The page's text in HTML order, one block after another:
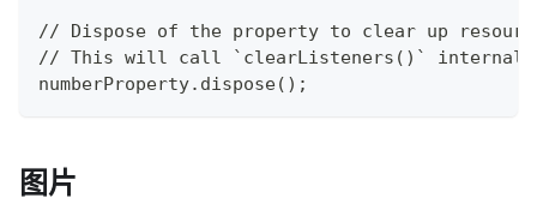
// Dispose of the property to clear up
// This will call `clearListeners()`
numberProperty.dispose();
图片